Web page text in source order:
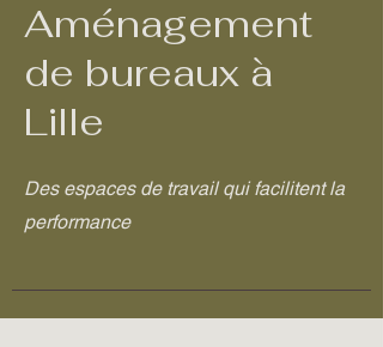
Aménagement
de bureaux à
Lille
Des espaces de travail qui facilitent la
performance